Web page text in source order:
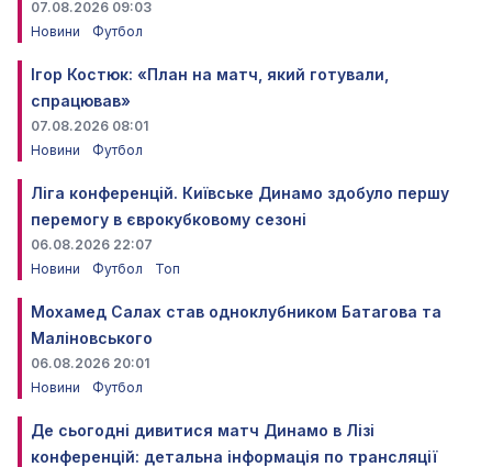
07.08.2026 09:03
Новини
Футбол
Ігор Костюк: «План на матч, який готували,
спрацював»
07.08.2026 08:01
Новини
Футбол
Ліга конференцій. Київське Динамо здобуло першу
перемогу в єврокубковому сезоні
06.08.2026 22:07
Новини
Футбол Топ
Мохамед Салах став одноклубником Батагова та
Маліновського
06.08.2026 20:01
Новини
Футбол
Де сьогодні дивитися матч Динамо в Лізі
конференцій: детальна інформація по трансляції